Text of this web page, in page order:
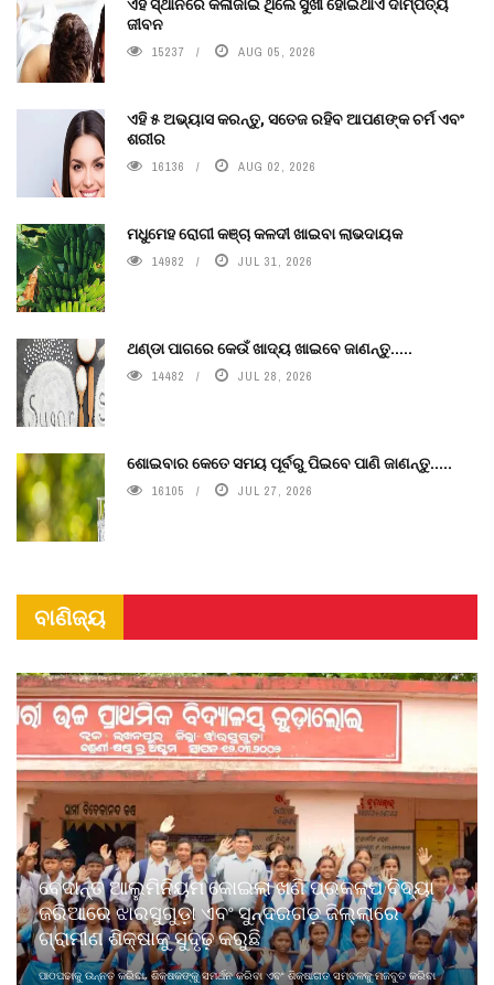
ଜୀବନ
15237 AUG 05, 2026
ଏହି ୫ ଅଭ୍ୟାସ କରନ୍ତୁ, ସତେଜ ରହିବ ଆପଣଙ୍କ ଚର୍ମ ଏବଂ
ଶରୀର
16136 AUG 02, 2026
ମଧୁମେହ ରୋଗୀ କଞ୍ଚା କଳଦୀ ଖାଇବା ଲାଭଦାୟକ
14982 JUL 31, 2026
ଥଣ୍ଡା ପାଗରେ କେଉଁ ଖାଦ୍ୟ ଖାଇବେ ଜାଣନ୍ତୁ.....
14482 JUL 28, 2026
ଶୋଇବାର କେତେ ସମୟ ପୂର୍ବରୁ ପିଇବେ ପାଣି ଜାଣନ୍ତୁ.....
16105 JUL 27, 2026
ବାଣିଜ୍ୟ
ବେଦାନ୍ତ ଆଲୁମିନିୟମ କୋଇଲା ଖଣି ପ୍ରକଳ୍ପ ବିଦ୍ୟା
ଜରିଆରେ ଝାରସୁଗୁଡ଼ା ଏବଂ ସୁନ୍ଦରଗଡ଼ ଜିଲ୍ଲାରେ
ଗ୍ରାମୀଣ ଶିକ୍ଷାକୁ ସୁଦୃଢ଼ କରୁଛି
ପାଠପଢାକୁ ଉନ୍ନତ କରିବା, ଶିକ୍ଷକଙ୍କୁ ସମର୍ଥନ କରିବା ଏବଂ ଶିକ୍ଷାଗତ ସମ୍ବଳକୁ ମଜବୁତ କରିବା